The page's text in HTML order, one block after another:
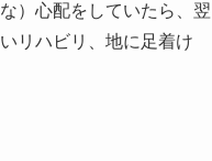
）心配をしていたら、翌
リハビリ、地に足着け